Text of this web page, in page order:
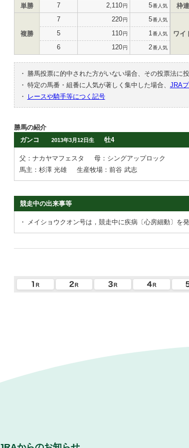
単勝 7 2,110円 5番人気
複勝
7 220円 5番人気
5 110円 1 番人気
6 120円 2番人気
枠連
ワイ
・ 勝馬投票に的中された方がいない場合、その投票法に
・ 特定の馬番・組番に人気が著しく集中した場合、 JRA
・
レースや騎手等につく記号
勝馬の紹介
ガンコ
2013年3月12日生 牡4
父：ナカヤマフェスタ
母：シングアップロック
馬主：杉澤 光雄
生産牧場：前谷 武志
競走中の出来事等
・ メイショウクオン号は，競走中に疾病〔心房細動〕を